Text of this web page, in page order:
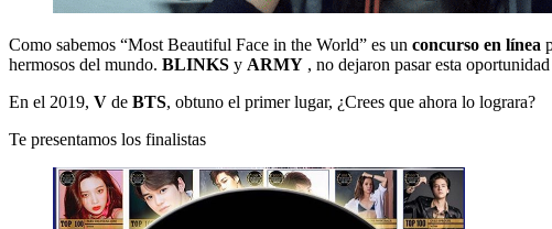
Como sabemos “Most Beautiful Face in the World” es un concurso en línea
hermosos del mundo. BLINKS y ARMY , no dejaron pasar esta
En el 2019, V de BTS, obtuno el primer lugar, ¿Crees que ahora lo lograra?
Te presentamos los finalistas